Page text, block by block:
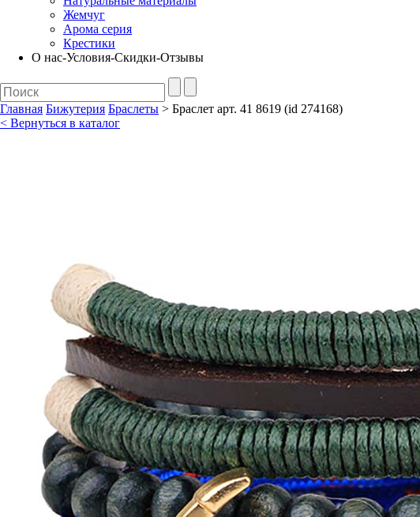
Жемчуг
Арома серия
Крестики
О нас-Условия-Скидки-Отзывы
Главная Бижутерия Браслеты > Браслет арт. 41 8619 (id 274168)
< Вернуться в каталог